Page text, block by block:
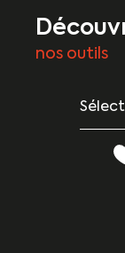
nos outils